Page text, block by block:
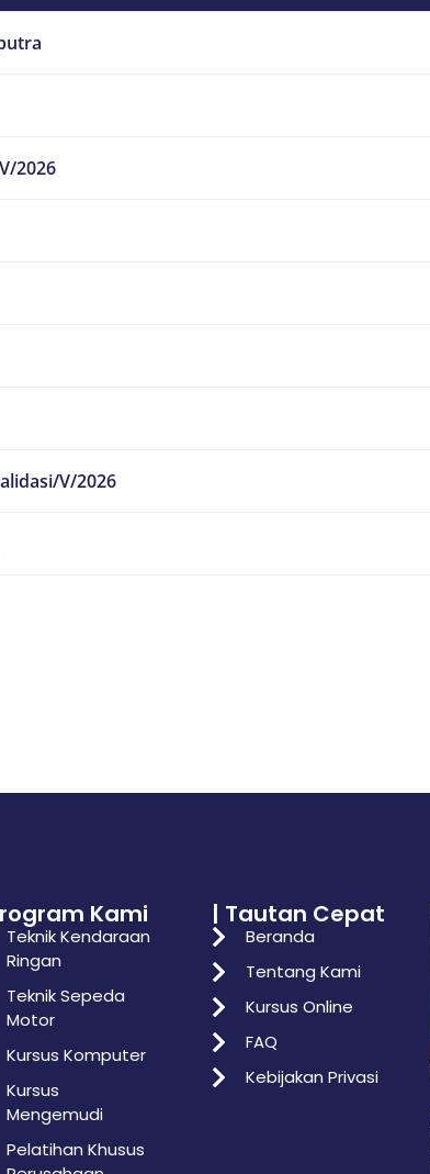
2026
V/2026
Kami
Teknik Kendaraan
Ringan
Teknik Sepeda
Motor
Kursus Komputer
Kursus
Mengemudi
Pelatihan Khusus
| Tautan Cepat
Beranda
Tentang Kami
Kursus Online
FAQ
Kebijakan Privasi